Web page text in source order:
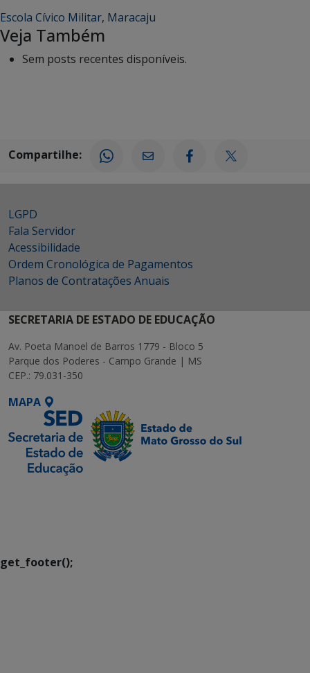
Escola Cívico Militar, Maracaju
Veja Também
Sem posts recentes disponíveis.
Compartilhe:
LGPD
Fala Servidor
Acessibilidade
Ordem Cronológica de Pagamentos
Planos de Contratações Anuais
SECRETARIA DE ESTADO DE EDUCAÇÃO
Av. Poeta Manoel de Barros 1779 - Bloco 5
Parque dos Poderes - Campo Grande | MS
CEP.: 79.031-350
MAPA
get_footer();